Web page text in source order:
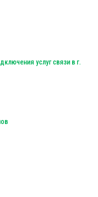
услуг связи в г.